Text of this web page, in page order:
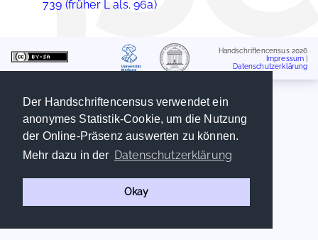
Der Handschriftencensus verwendet ein
anonymes Statistik-Cookie, um die Nutzung
der Online-Präsenz auswerten zu können.
Mehr dazu in der Datenschutzerklärung
Okay
739 (früher L als. 96a)
Handschriftencensus 2026
Impressum
Datenschutzerklärung